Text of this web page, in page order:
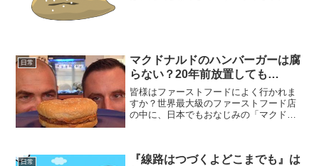
日常
マクドナルドのハンバーガーは腐
らない？20年前放置しても…
皆様はファーストフードによく行かれま
すか？世界最大級のファーストフード店
の中に、日本でもおなじみの「マクドナ
ルドのハンバーガーに...
日常
『線路はつづくよどこまでも』は